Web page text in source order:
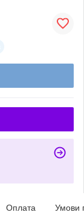
Оплата Умови